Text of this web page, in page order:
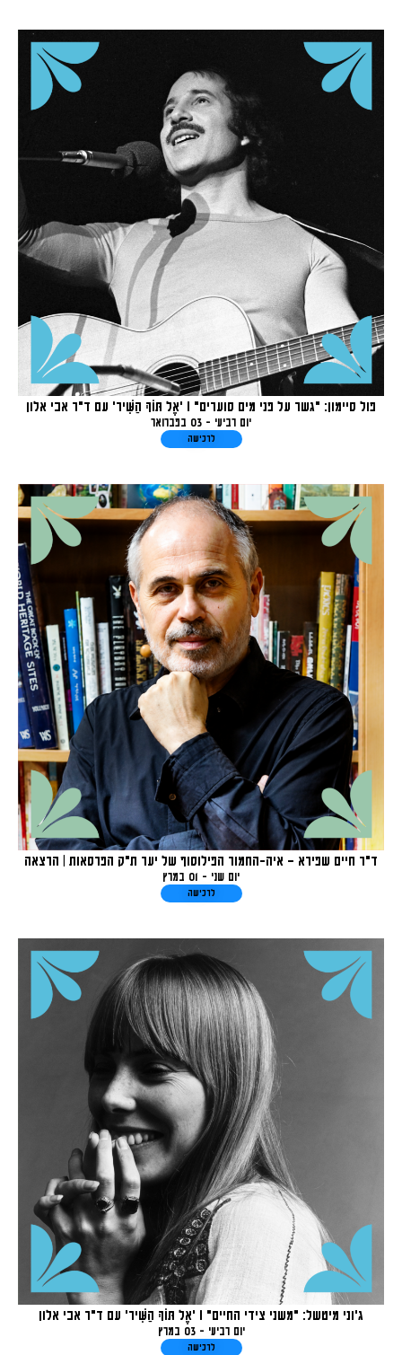
פול סיימון: "גשר על פני מים סוערים" I 'אֶל תּוֹךְ הַשִּׁיר' עם ד"ר אבי אלון
יום רביעי - 03 בפברואר
לרכישה
ד"ר חיים שפירא – איה-החמור הפילוסוף של יער ת"ק הפרסאות | הרצאה
יום שני - 01 במרץ
לרכישה
ג'וני מיטשל: "משני צידי החיים" I 'אֶל תּוֹךְ הַשִּׁיר' עם ד"ר אבי אלון
יום רביעי - 03 במרץ
לרכישה